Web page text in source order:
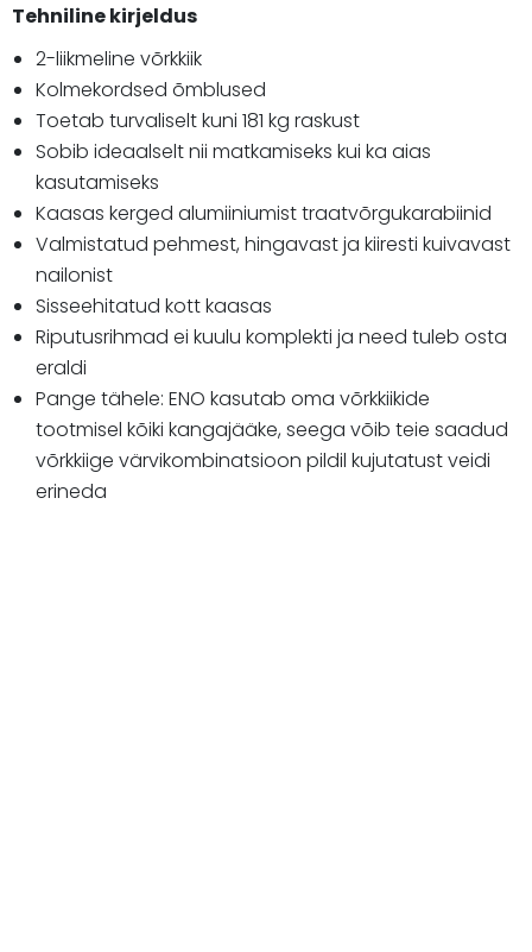
Tehniline kirjeldus
2-liikmeline võrkkiik
Kolmekordsed õmblused
Toetab turvaliselt kuni 181 kg raskust
Sobib ideaalselt nii matkamiseks kui ka aias
kasutamiseks
Kaasas kerged alumiiniumist traatvõrgukarabiinid
Valmistatud pehmest, hingavast ja kiiresti kuivavast
nailonist
Sisseehitatud kott kaasas
Riputusrihmad ei kuulu komplekti ja need tuleb osta
eraldi
Pange tähele: ENO kasutab oma võrkkiikide
tootmisel kõiki kangajääke, seega võib teie saadud
võrkkiige värvikombinatsioon pildil kujutatust veidi
erineda